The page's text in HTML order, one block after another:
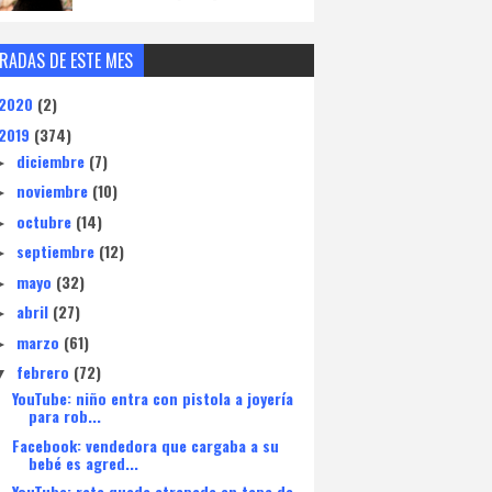
DE ESTE MES
2020 (2)
2019 (374)
diciembre (7)
noviembre (10)
octubre (14)
septiembre (12)
mayo (32)
abril (27)
marzo (61)
febrero (72)
YouTube: niño entra con pistola a joyería
para rob...
Facebook: vendedora que cargaba a su
bebé es agred...